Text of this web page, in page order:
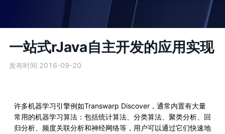
一站式rJava自主开发的应用实现
发布时间 2016-09-20
许多机器学习引擎例如Transwarp Discover，通常内置有大量
常用的机器学习算法：包括统计算法、分类算法、聚类分析、回
归分析、频度关联分析和神经网络等，用户可以通过它们快速地